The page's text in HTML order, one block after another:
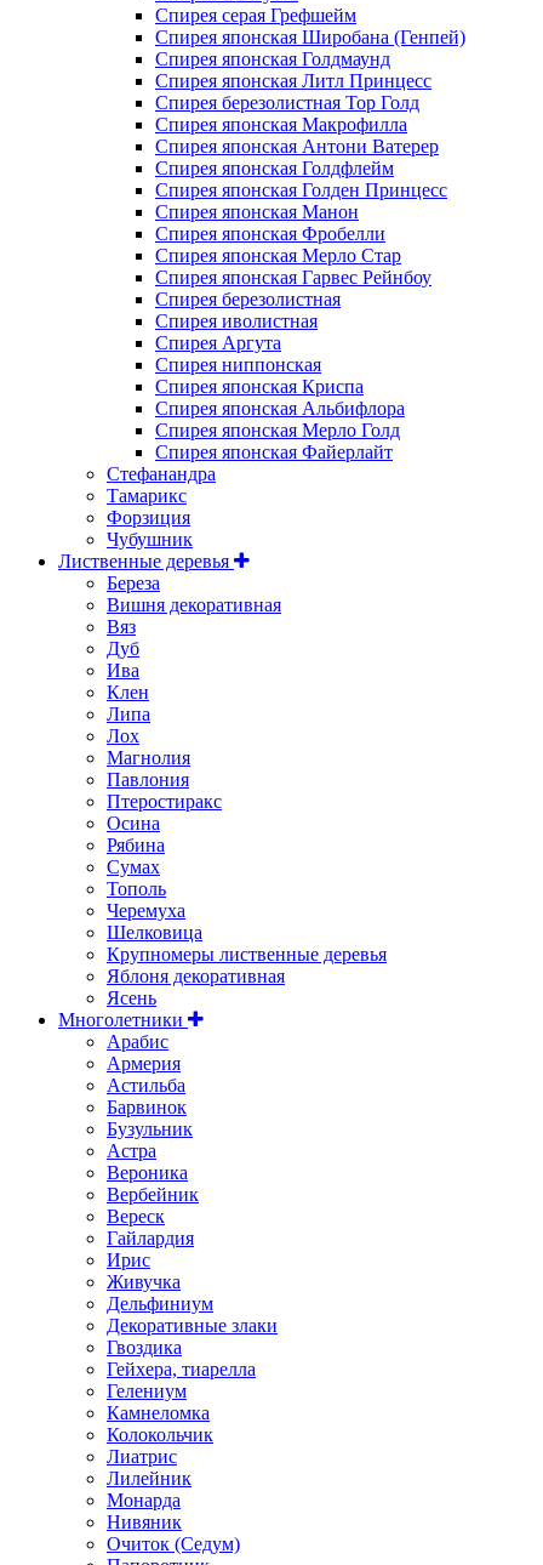
Спирея серая Грефшейм
Спирея японская Широбана (Генпей)
Спирея японская Голдмаунд
Спирея японская Литл Принцесс
Спирея березолистная Тор Голд
Спирея японская Макрофилла
Спирея японская Антони Ватерер
Спирея японская Голдфлейм
Спирея японская Голден Принцесс
Спирея японская Манон
Спирея японская Фробелли
Спирея японская Мерло Стар
Спирея японская Гарвес Рейнбоу
Спирея березолистная
Спирея иволистная
Спирея Аргута
Спирея ниппонская
Спирея японская Криспа
Спирея японская Альбифлора
Спирея японская Мерло Голд
Спирея японская Файерлайт
Стефанандра
Тамарикс
Форзиция
Чубушник
Лиственные деревья
Береза
Вишня декоративная
Вяз
Дуб
Ива
Клен
Липа
Лох
Магнолия
Павлония
Птеростиракс
Осина
Рябина
Сумах
Тополь
Черемуха
Шелковица
Крупномеры лиственные деревья
Яблоня декоративная
Ясень
Многолетники
Арабис
Армерия
Астильбa
Барвинок
Бузульник
Астра
Вероника
Вербейник
Вереск
Гайлардия
Ирис
Живучка
Дельфиниум
Декоративные злаки
Гвоздика
Гейхера, тиарелла
Гелениум
Камнеломка
Колокольчик
Лиатрис
Лилейник
Монарда
Нивяник
Очиток (Седум)